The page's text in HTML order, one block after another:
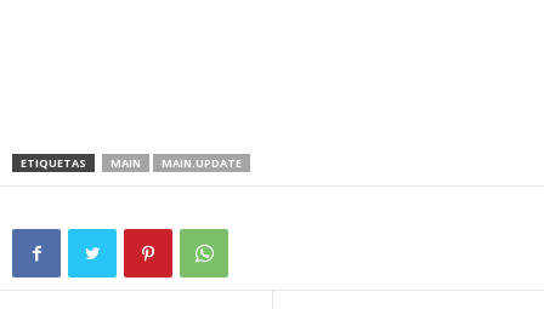
ETIQUETAS MAIN MAIN.UPDATE